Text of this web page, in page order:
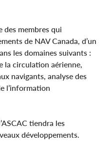
des membres qui
de NAV Canada, d’un
les domaines suivants :
circulation aérienne,
navigants, analyse des
l’information
tiendra les
développements.